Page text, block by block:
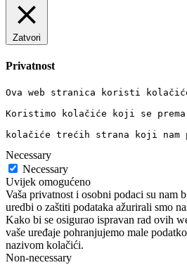
Zatvori
Privatnost
Ova web stranica koristi
Koristimo kolačiće koji se
kolačiće trećih strana koji nam
Necessary
Necessary
Uvijek omogućeno
Vaša privatnost i osobni podaci su nam
uredbi o zaštiti podataka ažurirali smo
Kako bi se osigurao ispravan rad ovih
vaše uređaje pohranjujemo male
nazivom kolačići.
Non-necessary